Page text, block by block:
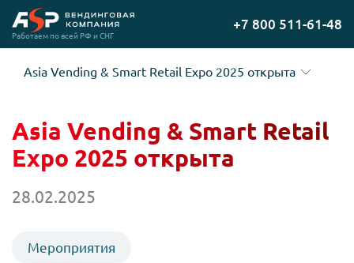
Перейти
на
Работаем по всей РФ и СНГ
+7 800 511-61-48
Asia Vending & Smart Retail Expo 2025 открыта
Asia Vending & Smart Retail
Expo 2025 открыта
28.02.2025
Мероприятия